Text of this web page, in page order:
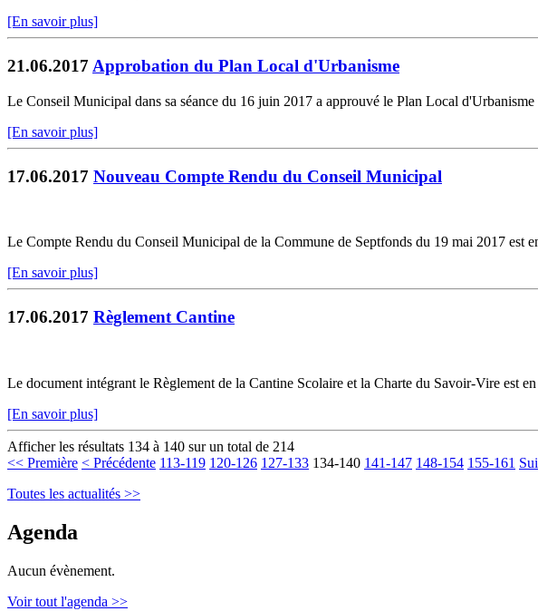
[En savoir plus]
21.06.2017 Approbation du Plan Local d'Urbanisme
Le Conseil Municipal dans sa séance du 16 juin 2017 a approuvé le Plan Local
[En savoir plus]
17.06.2017 Nouveau Compte Rendu du Conseil Municipal
Le Compte Rendu du Conseil Municipal de la Commune de Septfonds du 19 mai 2017 est
[En savoir plus]
17.06.2017 Règlement Cantine
Le document intégrant le Règlement de la Cantine Scolaire et la Charte du Savoir-Vire est
[En savoir plus]
Afficher les résultats 134 à 140 sur un total de 214
<< Première < Précédente 113-119 120-126 127-133 134-140 141-147 148-154 155-161
Toutes les actualités >>
Agenda
Aucun évènement.
Voir tout l'agenda >>